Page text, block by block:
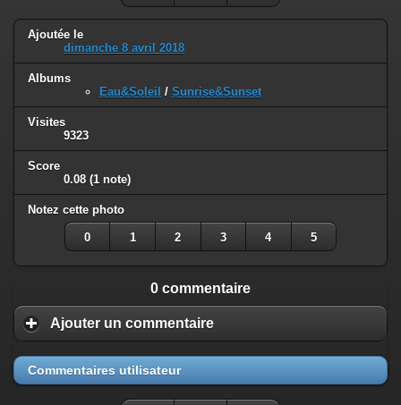
Ajoutée le
dimanche 8 avril 2018
Albums
Eau&Soleil / Sunrise&Sunset
Visites
9323
Score
0.08 (1 note)
Notez cette photo
0 1 2 3 4 5
0 commentaire
Ajouter un commentaire
Commentaires utilisateur